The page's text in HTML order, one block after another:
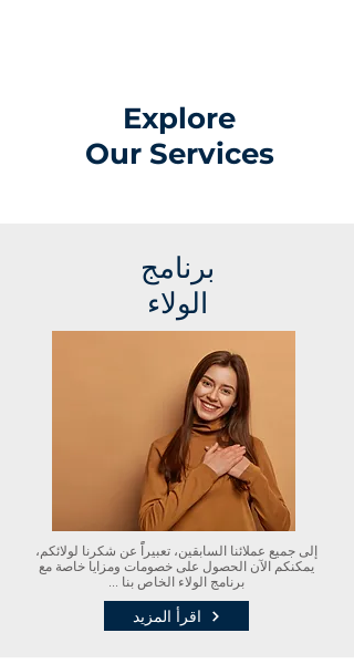
Explore
Our Services
برنامج
الولاء
إلى جميع عملائنا السابقين، تعبيراًً عن شكرنا لولائكم،
يمكنكم الآن الحصول على خصومات ومزايا خاصة مع
برنامج الولاء الخاص بنا ...
اقرأ المزيد